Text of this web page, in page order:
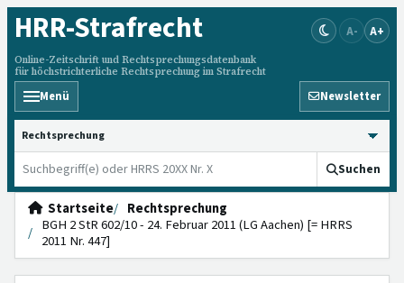
HRR-Strafrecht
Online-Zeitschrift und Rechtsprechungsdatenbank
für höchstrichterliche Rechtsprechung im Strafrecht
A- A+
Menü Newsletter
HRRS durchsuchen
Suchen
Startseite
Rechtsprechung
BGH 2 StR 602/10 - 24. Februar 2011 (LG Aachen) [= HRRS
2011 Nr. 447]